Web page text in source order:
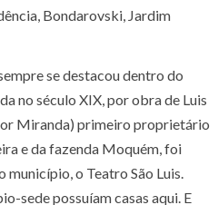
Bondarovski, Jardim
se destacou dentro do
no século XIX, por obra de Luis
Miranda) primeiro proprietário
e da fazenda Moquém, foi
o Teatro São Luis.
sede possuíam casas aqui. E